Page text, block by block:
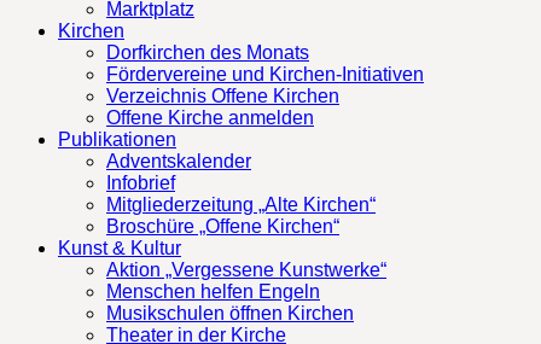
Marktplatz
Kirchen
Dorfkirchen des Monats
Fördervereine und Kirchen-Initiativen
Verzeichnis Offene Kirchen
Offene Kirche anmelden
Publikationen
Adventskalender
Infobrief
Mitgliederzeitung „Alte Kirchen“
Broschüre „Offene Kirchen“
Kunst & Kultur
Aktion „Vergessene Kunstwerke“
Menschen helfen Engeln
Musikschulen öffnen Kirchen
Theater in der Kirche